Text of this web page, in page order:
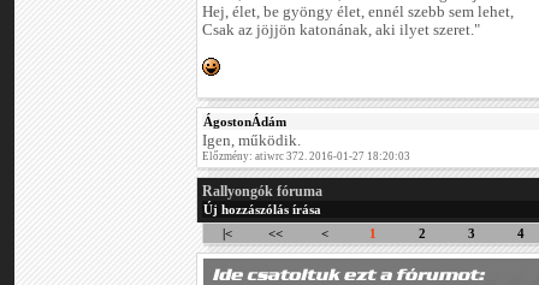
Hej, élet, be gyöngy élet, ennél szebb sem lehet,
Csak az jöjjön katonának, aki ilyet szeret."
ÁgostonÁdám
Igen, működik.
Előzmény: atiwrc 372. 2016-01-27 18:20:03
Rallyongók fóruma
Új hozzászólás írása
|<
<< < 1 2 3 4